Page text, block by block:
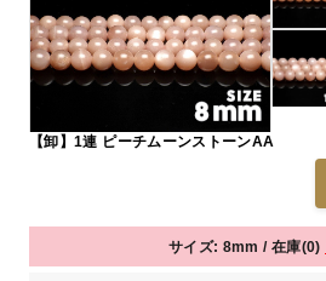
【卸】1連 ピーチムーンストーンAA
サイズ: 8mm / 在庫(0)